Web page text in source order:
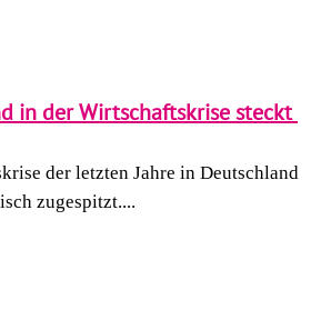
in der Wirtschaftskrise steckt
der letzten Jahre in Deutschland
zugespitzt....